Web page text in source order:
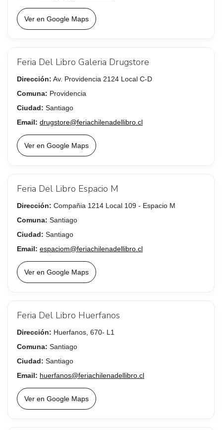
Ver en Google Maps
Feria Del Libro Galeria Drugstore
Dirección: Av. Providencia 2124 Local C-D
Comuna: Providencia
Ciudad: Santiago
Email: drugstore@feriachilenadellibro.cl
Ver en Google Maps
Feria Del Libro Espacio M
Dirección: Compañia 1214 Local 109 - Espacio M
Comuna: Santiago
Ciudad: Santiago
Email: espaciom@feriachilenadellibro.cl
Ver en Google Maps
Feria Del Libro Huerfanos
Dirección: Huerfanos, 670- L1
Comuna: Santiago
Ciudad: Santiago
Email: huerfanos@feriachilenadellibro.cl
Ver en Google Maps